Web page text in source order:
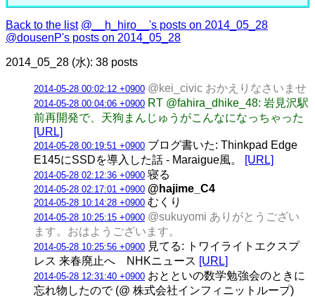
Back to the list @__h_hiro__'s posts on 2014_05_28
@dousenP's posts on 2014_05_28
2014_05_28 (水): 38 posts
2014-05-28 00:02:12 +0900 @kei_civic おかえりなさいませ
2014-05-28 00:04:06 +0900 RT @fahira_dhike_48: 岩見沢駅
前再開発で、天狗まんじゅうがこんなになっちゃった
[URL]
2014-05-28 00:19:51 +0900 ブログ書いた: Thinkpad Edge
E145にSSDを導入した話 - Maraigue風。
[URL]
2014-05-28 02:12:36 +0900 寝る
2014-05-28 02:17:01 +0900 @hajime_C4
2014-05-28 10:14:28 +0900 むくり
2014-05-28 10:25:15 +0900 @sukuyomi ありがとうござい
ます。おはようございます。
2014-05-28 10:25:56 +0900 見てる: トワイライトエクスプ
レス 来春廃止へ NHKニュース [URL]
2014-05-28 12:31:40 +0900 おとといの数学勉強会のときに
忘れ物したので (@ 株式会社インフィニットループ)